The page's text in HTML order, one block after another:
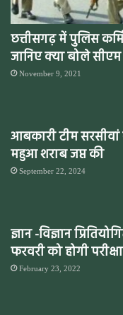
छत्तीसगढ़ में पुलिस
जानिए क्या बोले
November 9, 2021
आबकारी टीम
महुआ शराब जप्त की
September 22, 2024
ज्ञान -विज्ञान
फरवरी को होगी परीक्षा
February 23, 2022